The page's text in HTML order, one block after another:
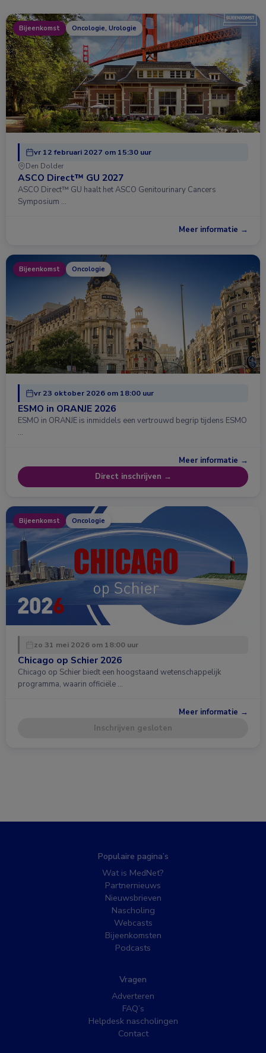
Bijeenkomst Oncologie, Urologie
vr 12 februari 2027 om 15:30 uur
Den Dolder
ASCO Direct™ GU 2027
ASCO Direct™ GU haalt het ASCO Genitourinary Cancers
Symposium …
Meer informatie →
Bijeenkomst Oncologie
vr 23 oktober 2026 om 18:00 uur
ESMO in ORANJE 2026
ESMO in ORANJE is inmiddels een vertrouwd begrip tijdens ESMO
…
Meer informatie →
Direct inschrijven →
Bijeenkomst Oncologie
zo 31 mei 2026 om 18:00 uur
Chicago op Schier 2026
Chicago op Schier biedt een hoogstaand wetenschappelijk
programma, waarin officiële …
Meer informatie →
Inschrijven gesloten
Populaire pagina’s
Wat is MedNet?
Partnernieuws
Nieuwsbrieven
Nascholing
Webcasts
Bijeenkomsten
Podcasts
Vragen
Adverteren
FAQ’s
Helpdesk nascholingen
Contact